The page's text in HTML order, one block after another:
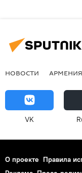
НОВОСТИ АРМЕНИЯ
VK
О проекте Правила